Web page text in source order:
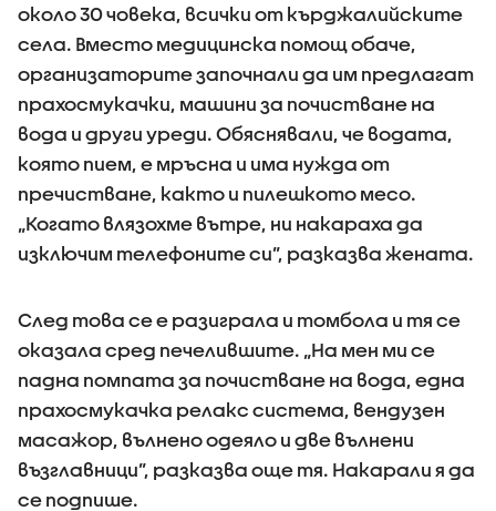
около 30 човека, всички от кърджалийските
села. Вместо медицинска помощ обаче,
организаторите започнали да им предлагат
прахосмукачки, машини за почистване на
вода и други уреди. Обяснявали, че водата,
която пием, е мръсна и има нужда от
пречистване, както и пилешкото месо.
„Когато влязохме вътре, ни накараха да
изключим телефоните си”, разказва жената.
След това се е разиграла и томбола и тя се
оказала сред печелившите. „На мен ми се
падна помпата за почистване на вода, една
прахосмукачка релакс система, вендузен
масажор, вълнено одеяло и две вълнени
възглавници”, разказва още тя. Накарали я да
се подпише.